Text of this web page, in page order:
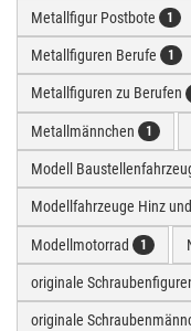
Metallfigur Postbote 1
Metallfiguren Berufe 1
Metallfiguren zu Berufen
Metallmännchen 1
Modell
Modellfahrzeuge Hinz
Modellmotorrad 1
originale
originale